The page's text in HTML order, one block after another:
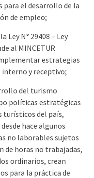
para el desarrollo de la
de empleo;
Ley N° 29408 – Ley
al MINCETUR
estrategias
y receptivo;
del turismo
políticas estratégicas
turísticos del país,
hace algunos
no laborables sujetos
de horas no trabajadas,
ordinarios, crean
para la práctica de